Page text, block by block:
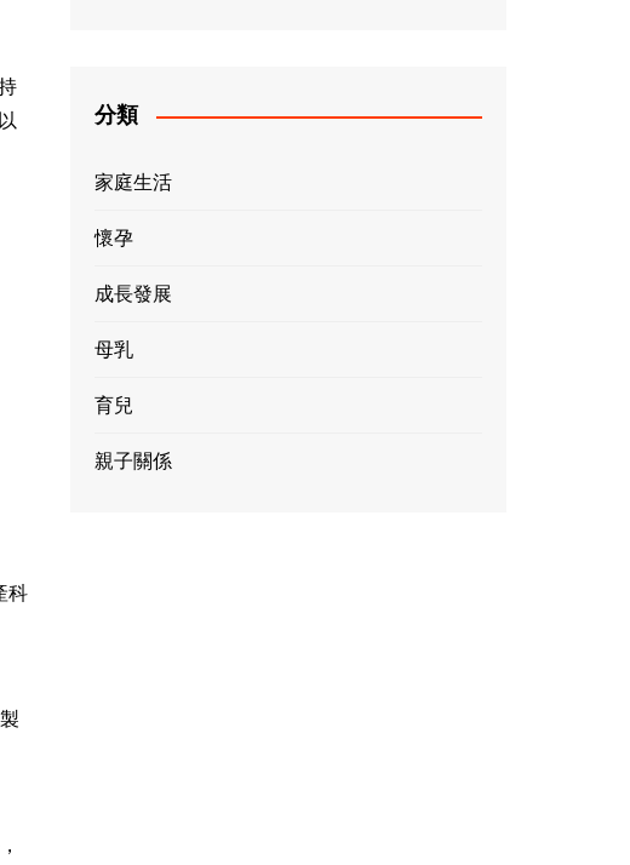
科
分類
家庭生活
懷孕
成長發展
母乳
育兒
親子關係